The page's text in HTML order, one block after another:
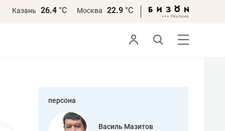
Казань 26.4 °С Москва 22.9 °С
персона
Василь Мазитов